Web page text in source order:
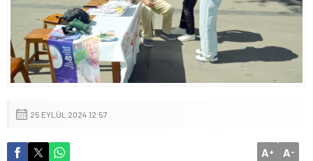
25 EYLÜL 2024 12:57
A+ A-